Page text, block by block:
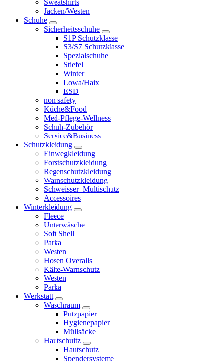
Sweatshirts
Jacken/Westen
Schuhe
Sicherheitsschuhe
S1P Schutzklasse
S3/S7 Schutzklasse
Spezialschuhe
Stiefel
Winter
Lowa/Haix
ESD
non safety
Küche&Food
Med-Pflege-Wellness
Schuh-Zubehör
Service&Business
Schutzkleidung
Einwegkleidung
Forstschutzkleidung
Regenschutzkleidung
Warnschutzkleidung
Schweisser_Multischutz
Accessoires
Winterkleidung
Fleece
Unterwäsche
Soft Shell
Parka
Westen
Hosen Overalls
Kälte-Warnschutz
Westen
Parka
Werkstatt
Waschraum
Putzpapier
Hygienepapier
Müllsäcke
Hautschuitz
Hautschutz
Spendersysteme